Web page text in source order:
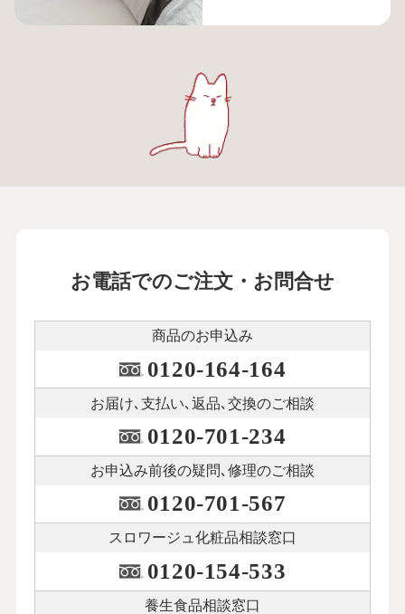
お電話でのご注文・お問合せ
商品のお申込み
0120-164-164
お届け､支払い､ 返品､交換のご相談
0120-701-234
お申込み前後の疑問､修理のご相談
0120-701-567
スロワージュ化粧品相談窓口
0120-154-533
養生食品相談窓口